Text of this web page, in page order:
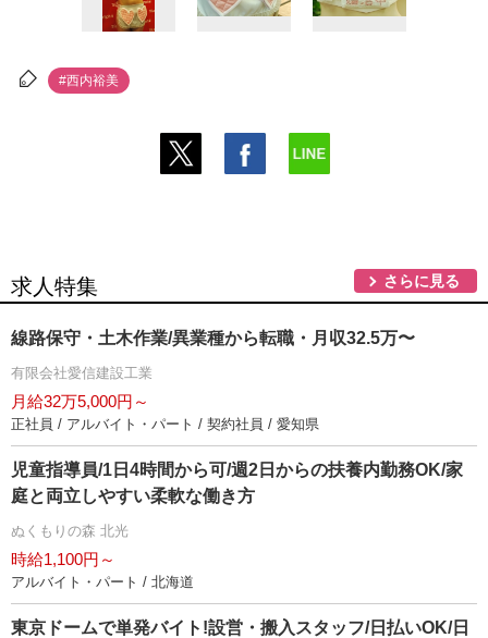
#西内裕美
求人特集 さらに見る
線路保守・土木作業/異業種から転職・月収32.5万〜
有限会社愛信建設工業
月給32万5,000円～
正社員 / アルバイト・パート / 契約社員 / 愛知県
児童指導員/1日4時間から可/週2日からの扶養内勤務OK/家
庭と両立しやすい柔軟な働き方
ぬくもりの森 北光
時給1,100円～
アルバイト・パート / 北海道
東京ドームで単発バイト!設営・搬入スタッフ/日払いOK/日